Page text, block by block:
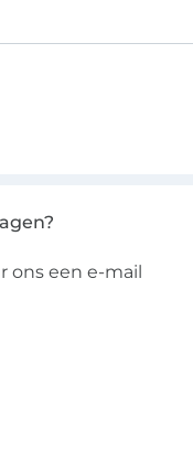
ons een e-mail